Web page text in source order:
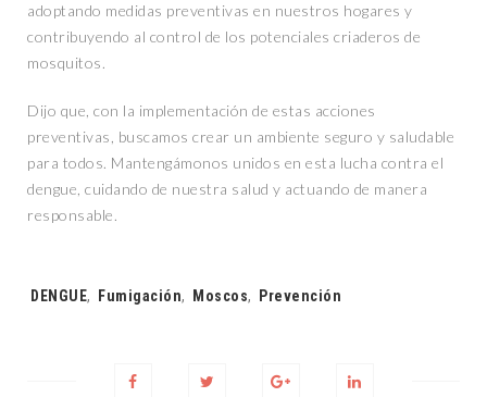
adoptando medidas preventivas en nuestros hogares y
contribuyendo al control de los potenciales criaderos de
mosquitos.
Dijo que, con la implementación de estas acciones
preventivas, buscamos crear un ambiente seguro y saludable
para todos. Mantengámonos unidos en esta lucha contra el
dengue, cuidando de nuestra salud y actuando de manera
responsable.
Tags:
DENGUE, Fumigación, Moscos, Prevención